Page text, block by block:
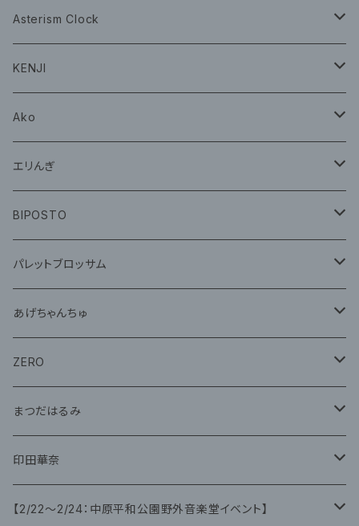
グッズ
CD
Asterism Clock
グッズ
KENJI
グッズ
Ako
グッズ
CD
エリんぎ
グッズ
BIPOSTO
グッズ
パレットブロッサム
CD
グッズ
あげちゃんちゅ
グッズ
ZERO
グッズ
CD
まつだはるみ
CD
グッズ
印田華奈
グッズ
【2/22〜2/24：中原平和公園野外音楽堂イベント】